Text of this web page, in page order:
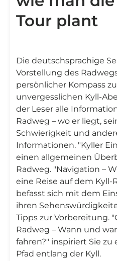
Tour plant
Die deutschsprachige
Vorstellung des
persönlicher Kompass
unvergesslichen Kyll-
der Leser alle
Radweg – wo er liegt,
Schwierigkeit und
Informationen. "Kyller
einen allgemeinen
Radweg. "Navigation –
eine Reise auf dem Kyll-
befasst sich mit dem
ihren
Tipps zur Vorbereitung.
Radweg – Wann und
fahren?" inspiriert Sie zu
Pfad entlang der Kyll.